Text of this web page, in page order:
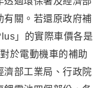
有關。若還原政府補
」的實際車價各是
於電動機車的補助
濟部工業局 、行政院